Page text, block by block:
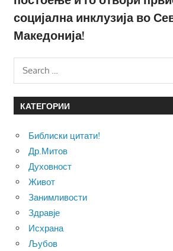
социјална инклузија во
Македонија!
Search
КАТЕГОРИИ
Библиски цитати!
Др.Митов
Духовност
Живот
Занимливости
Здравје
Исхрана
Љубов